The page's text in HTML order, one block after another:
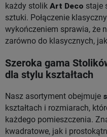
każdy stolik Art Deco staje
sztuki. Połączenie
wykończeniem sprawia, że
zarówno do klasycznych,
Szeroka gama
dla stylu kształtach
Nasz asortyment obejmuje
kształtach i rozmiarach,
każdego pomieszczenia.
kwadratowe, jak i